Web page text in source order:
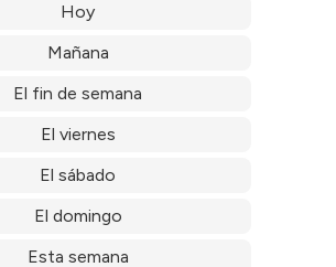
Hoy
Mañana
El fin de semana
El viernes
El sábado
El domingo
Esta semana